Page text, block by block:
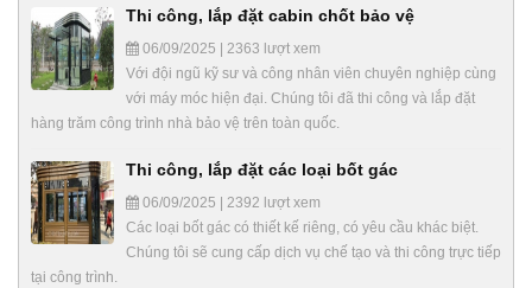
Thi công, lắp đặt cabin chốt bảo vệ
06/09/2025 | 2363 lượt xem
Với đội ngũ kỹ sư và công nhân viên chuyên nghiệp cùng
với máy móc hiện đại. Chúng tôi đã thi công và lắp đặt
hàng trăm công trình nhà bảo vệ trên toàn quốc.
Thi công, lắp đặt các loại bốt gác
06/09/2025 | 2392 lượt xem
Các loại bốt gác có thiết kế riêng, có yêu cầu khác biệt.
Chúng tôi sẽ cung cấp dịch vụ chế tạo và thi công trực tiếp
tại công trình.